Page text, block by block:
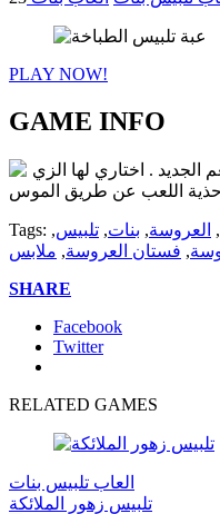
PLAY NOW!
GAME INFO
. اختاري لها الزي
اللعب عن طريق الموس
Tags: , العروسة, بنات, تلبيس,
, فستان العروسة, ملابس
SHARE
Facebook
Twitter
RELATED GAMES
العاب تلبيس بنات
تلبيس زهور الملائكة